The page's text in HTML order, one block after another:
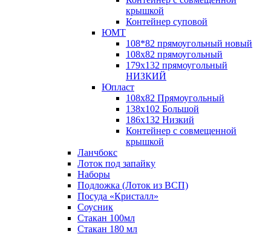
крышкой
Контейнер суповой
ЮМТ
108*82 прямоугольный новый
108х82 прямоугольный
179х132 прямоугольный
НИЗКИЙ
Юпласт
108х82 Прямоугольный
138х102 Большой
186х132 Низкий
Контейнер с совмещенной
крышкой
Ланчбокс
Лоток под запайку
Наборы
Подложка (Лоток из ВСП)
Посуда «Кристалл»
Соусник
Стакан 100мл
Стакан 180 мл